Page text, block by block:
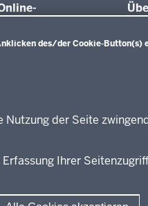
des/der Cookie-Button(s)
der Seite
Ihrer
4.Professionalisierung
6.Rahmenbedingungen und